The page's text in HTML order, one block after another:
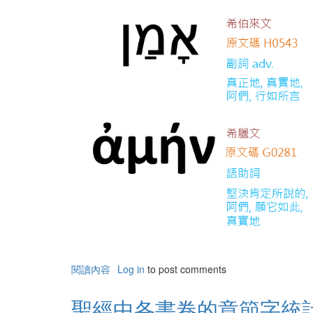
閱讀內容 有Log in to post comments